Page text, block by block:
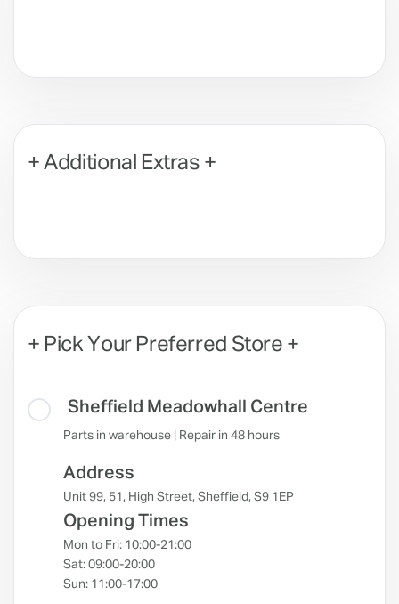
+ Additional Extras +
+ Pick Your Preferred Store +
Sheffield Meadowhall Centre
Parts in warehouse | Repair in 48 hours
Address
Unit 99, 51, High Street, Sheffield, S9 1EP
Opening Times
Mon to Fri: 10:00-21:00
Sat: 09:00-20:00
Sun: 11:00-17:00